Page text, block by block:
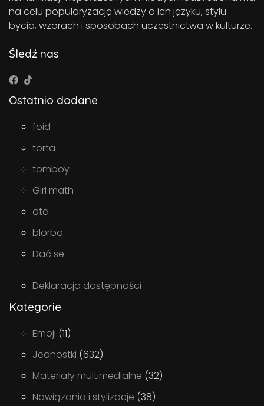
na celu popularyzację wiedzy o ich języku, stylu
bycia, wzorach i sposobach uczestnictwa w kulturze.
Śledź nas
Ostatnio dodane
foid
torta
tomboy
Girl math
ate
blorbo
Dać se
Deklaracja dostępności
Kategorie
Emoji (11)
Jednostki (632)
Materiały multimedialne (32)
Nawiązania i stylizacje (38)